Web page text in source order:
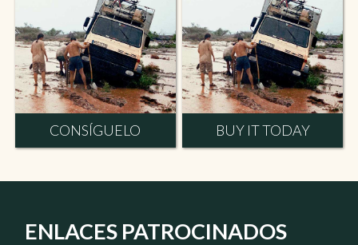
CONSÍGUELO BUY IT TODAY
ENLACES PATROCINADOS